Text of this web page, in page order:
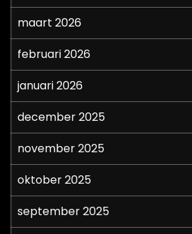
maart 2026
februari 2026
januari 2026
december 2025
november 2025
oktober 2025
september 2025